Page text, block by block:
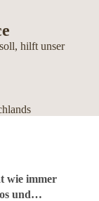
hilft unser
wie immer
und